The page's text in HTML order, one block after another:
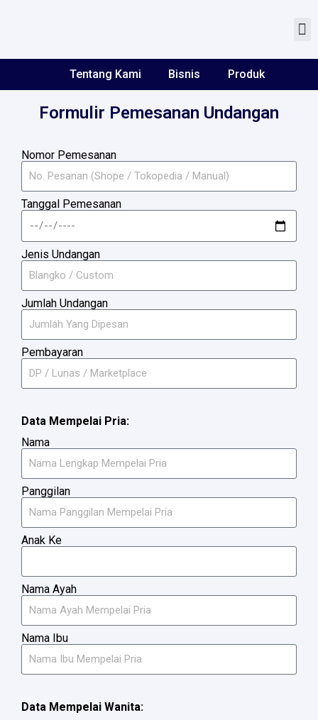
Tentang Kami Bisnis Produk
Formulir Pemesanan Undangan
Nomor Pemesanan
Tanggal Pemesanan
Jenis Undangan
Jumlah Undangan
Pembayaran
Data Mempelai Pria:
Nama
Panggilan
Anak Ke
Nama Ayah
Nama Ibu
Data Mempelai Wanita: